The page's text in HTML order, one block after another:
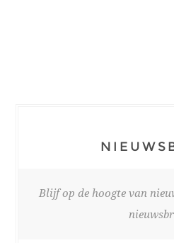
Blijf op de hoogte van